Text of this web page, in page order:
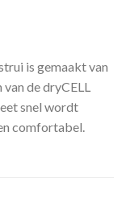
is gemaakt van
de dryCELL
snel wordt
comfortabel.